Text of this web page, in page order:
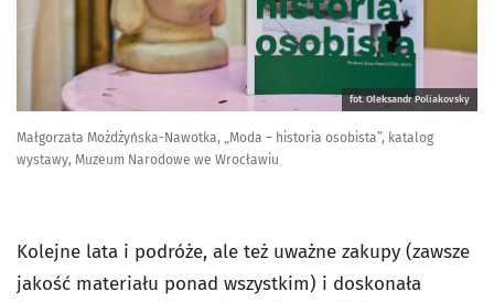
fot. Oleksandr Poliakovsky
Małgorzata Możdżyńska-Nawotka, „Moda – historia osobista”, katalog
wystawy, Muzeum Narodowe we Wrocławiu
Kolejne lata i podróże, ale też uważne zakupy (zawsze
jakość materiału ponad wszystkim) i doskonała